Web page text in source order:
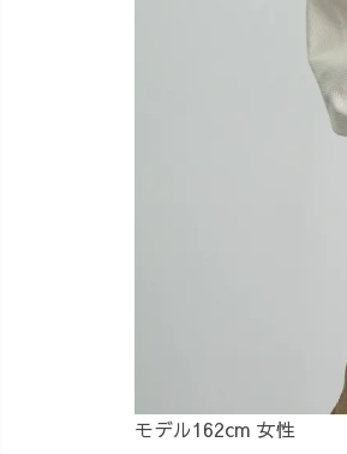
モデル162cm 女性